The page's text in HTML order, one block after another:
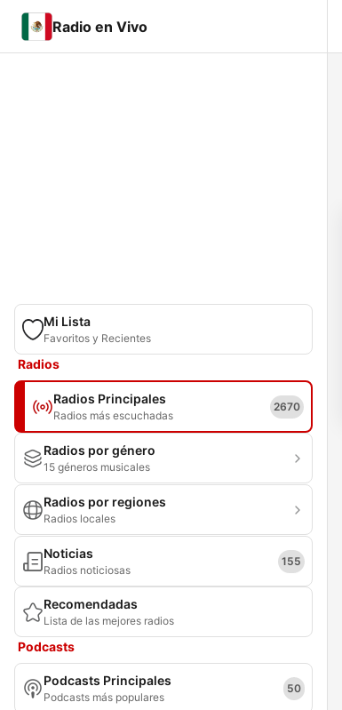
Radio en Vivo
Mi Lista
Favoritos y Recientes
Radios
Radios Principales
Radios más escuchadas
2670
Radios por género
15 géneros musicales
Radios por regiones
Radios locales
Noticias
Radios noticiosas
155
Recomendadas
Lista de las mejores radios
Podcasts
Podcasts Principales
Podcasts más populares
50